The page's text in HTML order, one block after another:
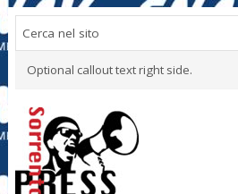
Optional callout text right side.